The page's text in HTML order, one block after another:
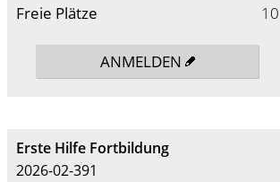
Freie Plätze
10
ANMELDEN
Erste Hilfe Fortbildung
2026-02-391